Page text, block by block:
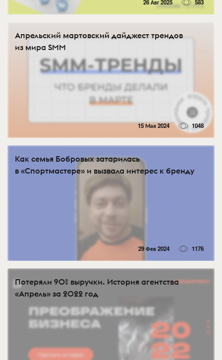
26 Авг 2025 583
Апрельский мартовский дайджест трендов
из мира SMM
15 Мая 2024 1048
Как семья Бобровых затарилась
в «Спортмастере» и вызвала интерес к бренду
29 Фев 2024 1176
Потеряли 90% выручки. История агентства
«Апрель» за 2022 год